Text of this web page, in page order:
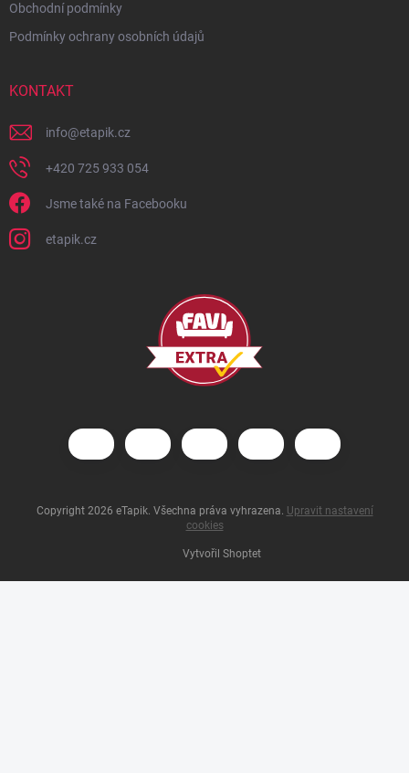
Obchodní podmínky
Podmínky ochrany osobních údajů
KONTAKT
info@etapik.cz
+420 725 933 054
Jsme také na Facebooku
etapik.cz
Vytvořil Shoptet
Copyright 2026 eTapik. Všechna práva vyhrazena. Upravit nastavení
cookies